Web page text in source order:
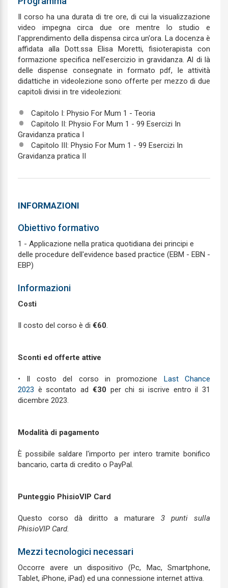
Il corso ha una durata di tre ore, di cui la visualizzazione
video impegna circa due ore mentre lo studio e
l'apprendimento della dispensa circa un'ora. La docenza è
affidata alla Dott.ssa Elisa Moretti, fisioterapista con
formazione specifica nell'esercizio in gravidanza. Al di là
delle dispense consegnate in formato pdf, le attività
didattiche in videolezione sono offerte per mezzo di due
capitoli divisi in tre videolezioni:
Capitolo I: Physio For Mum 1 - Teoria
Capitolo II: Physio For Mum 1 - 99 Esercizi In
Gravidanza pratica I
Capitolo III: Physio For Mum 1 - 99 Esercizi In
Gravidanza pratica II
INFORMAZIONI
Obiettivo formativo
1 - Applicazione nella pratica quotidiana dei principi e
delle procedure dell'evidence based practice (EBM - EBN -
EBP)
Informazioni
Costi
Il costo del corso è di €60.
Sconti ed offerte attive
• Il costo del corso in promozione Last Chance
2023 è scontato ad €30 per chi si iscrive entro il 31
dicembre 2023.
Modalità di pagamento
È possibile saldare l'importo per intero tramite bonifico
bancario, carta di credito o PayPal.
Punteggio PhisioVIP Card
Questo corso dà diritto a maturare 3 punti sulla
PhisioVIP Card.
Mezzi tecnologici necessari
Occorre avere un dispositivo (Pc, Mac, Smartphone,
Tablet, iPhone, iPad) ed una connessione internet attiva.